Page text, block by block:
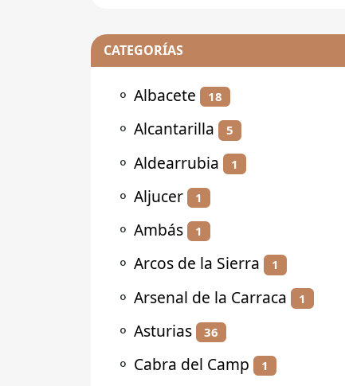
CATEGORÍAS
⚬ Albacete 18
⚬ Alcantarilla 5
⚬ Aldearrubia 1
⚬ Aljucer 1
⚬ Ambás 1
⚬ Arcos de la Sierra 1
⚬ Arsenal de la Carraca 1
⚬ Asturias 36
⚬ Cabra del Camp 1